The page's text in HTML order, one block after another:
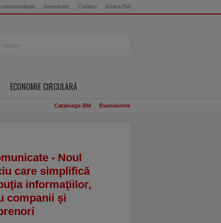
Newsletter Contact Arhiva BM
ECONOMIE CIRCULARĂ
Cataloage BM Evenimente
- Noul
care simplifică
informaţiilor,
companii şi